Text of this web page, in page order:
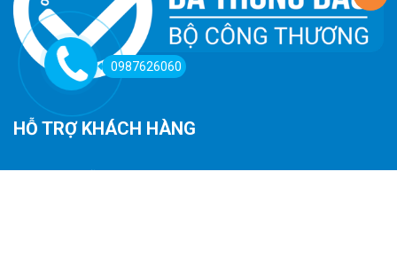
HỖ TRỢ KHÁCH HÀNG
0987626060